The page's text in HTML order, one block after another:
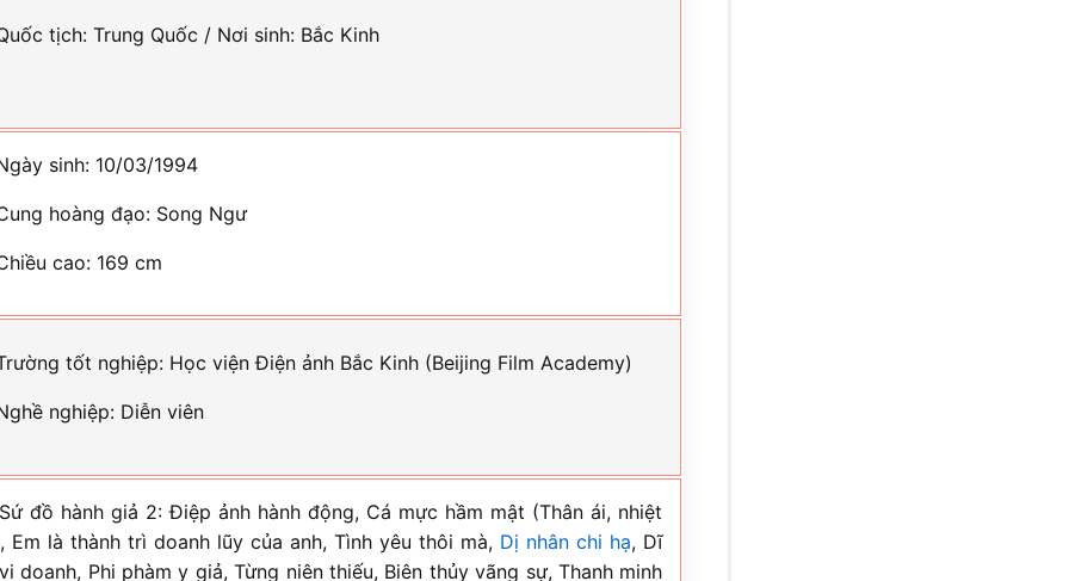
tịch: Trung Quốc / Nơi sinh: Bắc Kinh
sinh: 10/03/1994
hoàng đạo: Song Ngư
cao: 169 cm
tốt nghiệp: Học viện Điện ảnh Bắc Kinh (Beijing Film Academy)
nghiệp: Diễn viên
đồ hành giả 2: Điệp ảnh hành động, Cá mực hầm mật (Thân ái, nhiệt
Em là thành trì doanh lũy của anh, Tình yêu thôi mà, Dị nhân chi hạ, Dĩ
doanh, Phi phàm y giả, Từng niên thiếu, Biên thủy vãng sự, Thanh minh